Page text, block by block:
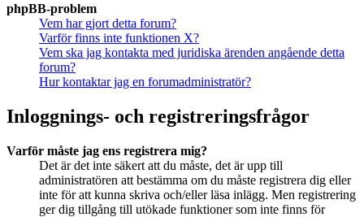
phpBB-problem
Vem har gjort detta forum?
Varför finns inte funktionen X?
Vem ska jag kontakta med juridiska ärenden angående detta
forum?
Hur kontaktar jag en forumadministratör?
Inloggnings- och registreringsfrågor
Varför måste jag ens registrera mig?
Det är det inte säkert att du måste, det är upp till
administratören att bestämma om du måste registrera dig eller
inte för att kunna skriva och/eller läsa inlägg. Men registrering
ger dig tillgång till utökade funktioner som inte finns för